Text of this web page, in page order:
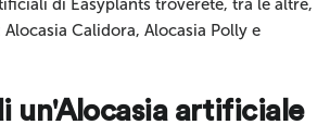
Calidora, Alocasia Polly e
un'Alocasia artificiale